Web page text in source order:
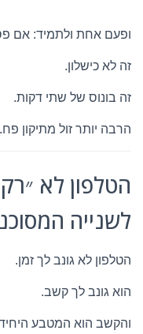
ופעם אחת ולתמיד: אם
זה לא כישלון.
זה בונוס של שתי דקות.
הרבה יותר זול מתיקון פח.
הטלפון לא
לשנייה
הטלפון לא גונב לך זמן.
הוא גונב לך קשב.
והקשב הוא המטבע